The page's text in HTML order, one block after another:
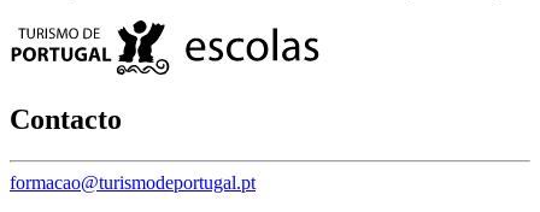
Contacto
formacao@turismodeportugal.pt